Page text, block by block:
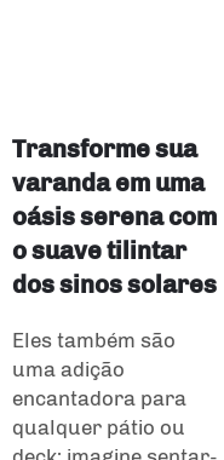
Transforme sua
varanda em uma
oásis serena com
o suave tilintar
dos sinos solares
Eles também são
uma adição
encantadora para
qualquer pátio ou